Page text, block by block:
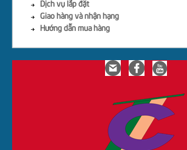
Dịch vụ lắp đặt
Giao hàng và nhận hạng
Hướng dẫn mua hàng